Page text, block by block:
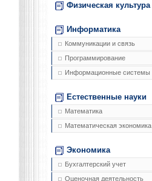
Физическая культура
Информатика
Коммуникации и связь
Программирование
Информационные системы
Естественные науки
Математика
Математическая экономика
Экономика
Бухгалтерский учет
Оценочная деятельность